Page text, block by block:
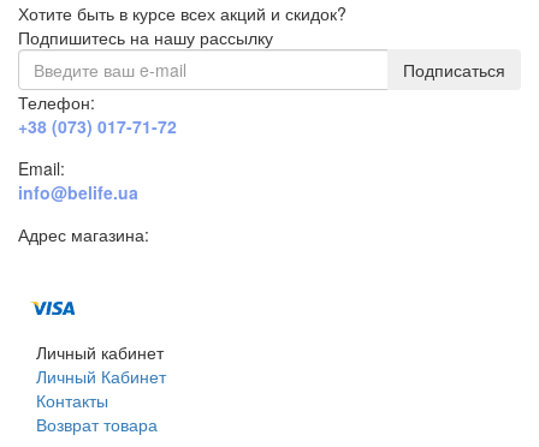
Хотите быть в курсе всех акций и скидок?
Подпишитесь на нашу рассылку
Подписаться
Телефон:
+38 (073) 017-71-72
Email:
info@belife.ua
Адрес магазина:
Личный кабинет
Личный Кабинет
Контакты
Возврат товара